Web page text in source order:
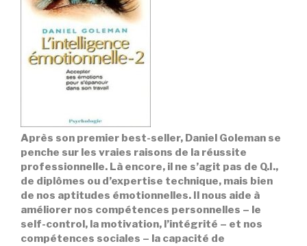
Après son premier best-seller, Daniel Goleman se
penche sur les vraies raisons de la réussite
professionnelle. Là encore, il ne s’agit pas de Q.I.,
de diplômes ou d’expertise technique, mais bien
de nos aptitudes émotionnelles. Il nous aide à
améliorer nos compétences personnelles – le
self-control, la motivation, l’intégrité – et nos
compétences sociales – la capacité de